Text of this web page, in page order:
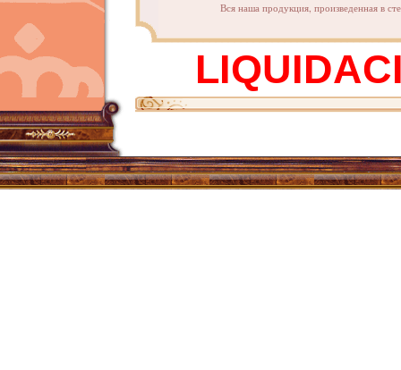
Вся наша продукция, произведенная в